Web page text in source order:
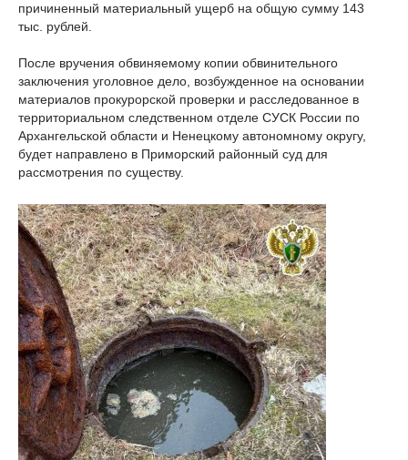
причиненный материальный ущерб на общую сумму 143
тыс. рублей.
После вручения обвиняемому копии обвинительного
заключения уголовное дело, возбужденное на основании
материалов прокурорской проверки и расследованное в
территориальном следственном отделе СУСК России по
Архангельской области и Ненецкому автономному округу,
будет направлено в Приморский районный суд для
рассмотрения по существу.